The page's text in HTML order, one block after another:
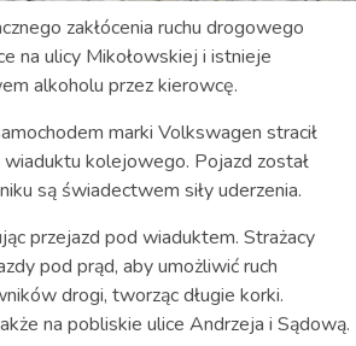
zakłócenia ruchu drogowego
na ulicy Mikołowskiej i istnieje
alkoholu przez kierowcę.
marki Volkswagen stracił
kolejowego. Pojazd został
są świadectwem siły uderzenia.
przejazd pod wiaduktem. Strażacy
pod prąd, aby umożliwić ruch
drogi, tworząc długie korki.
na pobliskie ulice Andrzeja i Sądową.